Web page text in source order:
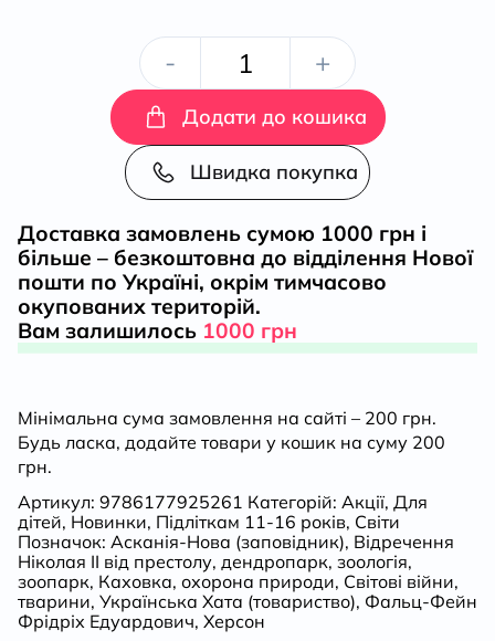
-
Почути
«Асканію-
Нову»
+
Додати до кошика
Швидка покупка
Доставка замовлень сумою 1000 грн і
більше – безкоштовна до відділення Нової
пошти по Україні, окрім тимчасово
окупованих територій.
Вам залишилось 1000 грн
Мінімальна сума замовлення на сайті – 200 грн.
Будь ласка, додайте товари у кошик на суму 200
грн.
Артикул: 9786177925261 Категорій: Акції, Для
дітей, Новинки, Підліткам 11-16 років, Світи
Позначок: Асканія-Нова (заповідник), Відречення
Ніколая ІІ від престолу, дендропарк, зоологія,
зоопарк, Каховка, охорона природи, Світові війни,
тварини, Українська Хата (товариство), Фальц-Фейн
Фрідріх Едуардович, Херсон